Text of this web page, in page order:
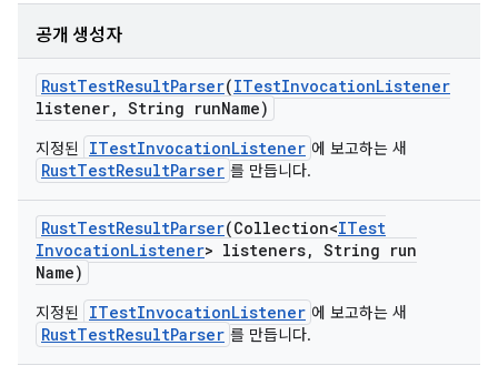
공개 생성자
RustTestResultParser(ITestInvocationListener
listener, String runName)
지정된 ITestInvocationListener 에 보고하는 새
RustTestResultParser 를 만듭니다.
RustTestResultParser(Collection<ITest
InvocationListener> listeners, String run
Name)
지정된 ITestInvocationListener 에 보고하는 새
RustTestResultParser 를 만듭니다.